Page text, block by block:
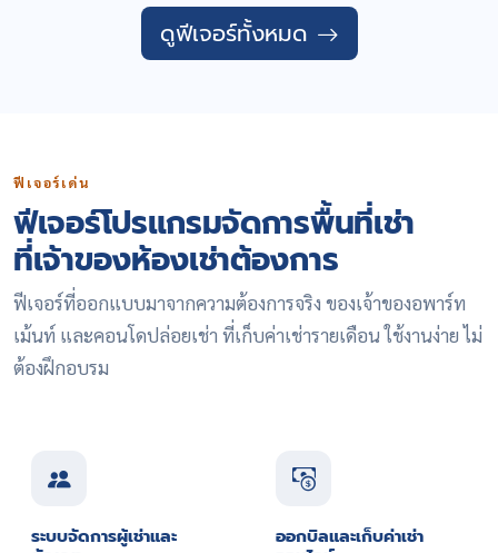
ดูฟีเจอร์ทั้งหมด
ฟีเจอร์เด่น
ฟีเจอร์โปรแกรมจัดการพื้นที่เช่า
ที่เจ้าของห้องเช่าต้องการ
ฟีเจอร์ที่ออกแบบมาจากความต้องการจริง ของเจ้าของอพาร์ท
เม้นท์ และคอนโดปล่อยเช่า ที่เก็บค่าเช่ารายเดือน ใช้งานง่าย ไม่
ต้องฝึกอบรม
ระบบจัดการผู้เช่าและ ออกบิลและเก็บค่าเช่า